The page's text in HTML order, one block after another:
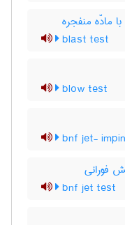
مادّه منفجره
blast test
blow test
bnf jet-
bnf jet test